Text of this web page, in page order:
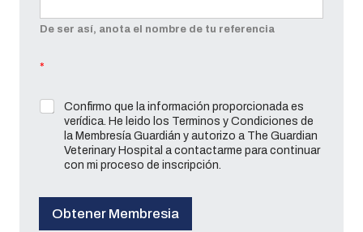
De ser así, anota el nombre de tu referencia
*
Confirmo que la información proporcionada es
verídica. He leido los Terminos y Condiciones de
la Membresía Guardián y autorizo a The Guardian
Veterinary Hospital a contactarme para continuar
con mi proceso de inscripción.
Obtener Membresia